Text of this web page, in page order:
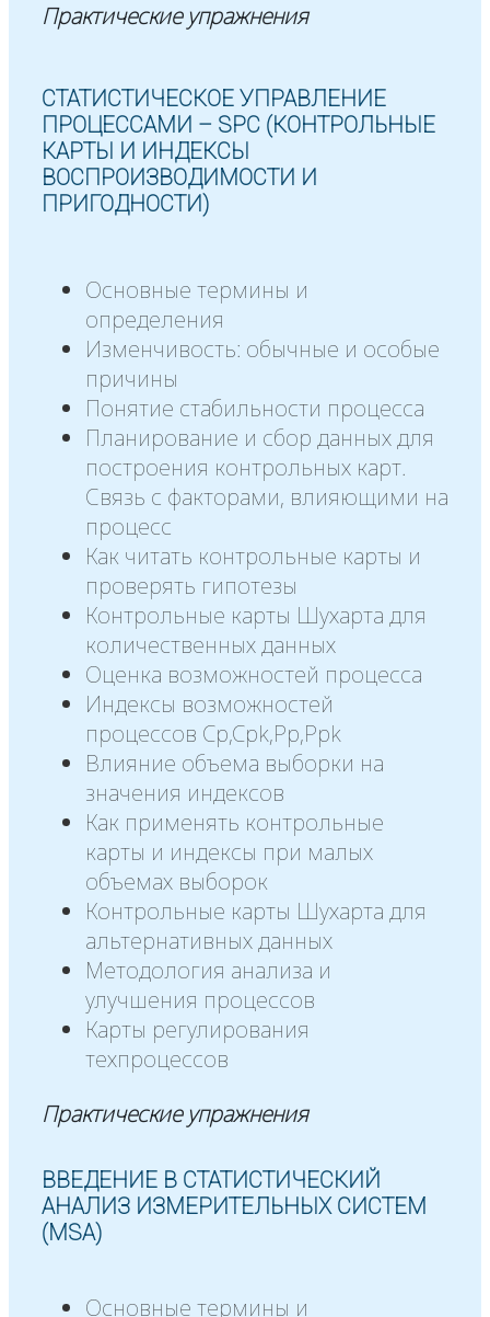
Практические упражнения
СТАТИСТИЧЕСКОЕ УПРАВЛЕНИЕ
ПРОЦЕССАМИ – SPC (КОНТРОЛЬНЫЕ
КАРТЫ И ИНДЕКСЫ
ВОСПРОИЗВОДИМОСТИ И
ПРИГОДНОСТИ)
Основные термины и
определения
Изменчивость: обычные и особые
причины
Понятие стабильности процесса
Планирование и сбор данных для
построения контрольных карт.
Связь с факторами, влияющими на
процесс
Как читать контрольные карты и
проверять гипотезы
Контрольные карты Шухарта для
количественных данных
Оценка возможностей процесса
Индексы возможностей
процессов Cp,Cpk,Pp,Ppk
Влияние объема выборки на
значения индексов
Как применять контрольные
карты и индексы при малых
объемах выборок
Контрольные карты Шухарта для
альтернативных данных
Методология анализа и
улучшения процессов
Карты регулирования
техпроцессов
Практические упражнения
ВВЕДЕНИЕ В СТАТИСТИЧЕСКИЙ
АНАЛИЗ ИЗМЕРИТЕЛЬНЫХ СИСТЕМ
(MSA)
Основные термины и